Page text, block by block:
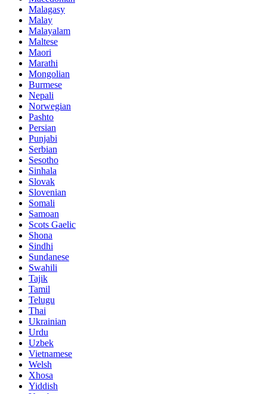
Malagasy
Malay
Malayalam
Maltese
Maori
Marathi
Mongolian
Burmese
Nepali
Norwegian
Pashto
Persian
Punjabi
Serbian
Sesotho
Sinhala
Slovak
Slovenian
Somali
Samoan
Scots Gaelic
Shona
Sindhi
Sundanese
Swahili
Tajik
Tamil
Telugu
Thai
Ukrainian
Urdu
Uzbek
Vietnamese
Welsh
Xhosa
Yiddish